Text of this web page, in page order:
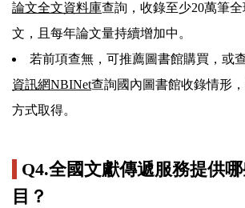
論文全文資料庫查詢，收錄至少20萬筆
文，且每年論文量持續增加中。
若前項查無，可推薦圖書館購買，或
資訊網NBINet查詢國內圖書館收錄情形
方式取得。
Q4.全國文獻傳遞服務提供
目？